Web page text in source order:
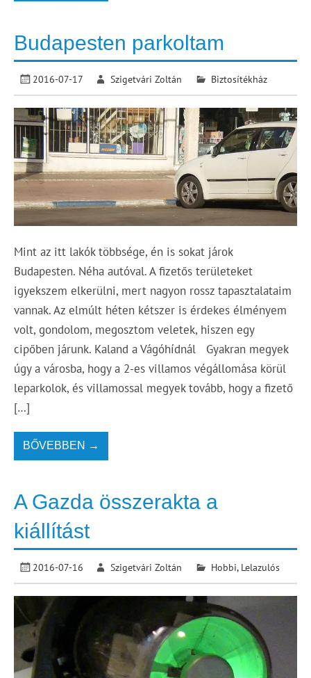
Budapesten parkoltam
2016-07-17 Szigetvári Zoltán Biztosítékház
Mint az itt lakók többsége, én is sokat járok
Budapesten. Néha autóval. A fizetős területeket
igyekszem elkerülni, mert nagyon rossz tapasztalataim
vannak. Az elmúlt héten kétszer is érdekes élményem
volt, gondolom, megosztom veletek, hiszen egy
cipőben járunk. Kaland a Vágóhídnál Gyakran megyek
úgy a városba, hogy a 2-es villamos végállomása körül
leparkolok, és villamossal megyek tovább, hogy a fizető
[…]
BŐVEBBEN →
A Gazda összerakta a
kiállítást
2016-07-16 Szigetvári Zoltán Hobbi, Lelazulós